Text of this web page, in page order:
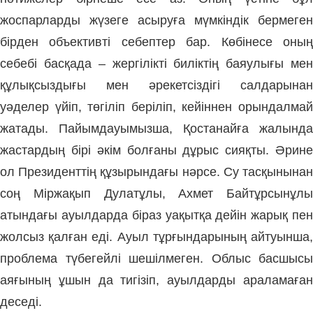
жоспарларды жүзеге асыруға мүмкіндік бермеген
бірден объективті себептер бар. Көбінесе оның
себебі басқада – жергілікті биліктің баяулығы мен
құлықсыздығы мен әрекетсіздігі салдарынан
уәделер үйіп, төгіліп беріліп, кейіннен орындалмай
жатады. Пайымдауымызша, Қостанайға жалында
жастардың бірі әкім болғаны дұрыс сияқты. Әрине
ол Президенттің құзырындағы нәрсе. Су тасқынынан
соң Міржақып Дулатұлы, Ахмет Байтұрсынұлы
атындағы ауылдарда біраз уақытқа дейін жарық пен
жолсыз қалған еді. Ауыл тұрғындарының айтуынша,
проблема түбегейлі шешілмеген. Облыс басшысы
аяғының ұшын да тигізіп, ауылдарды араламаған
деседі.